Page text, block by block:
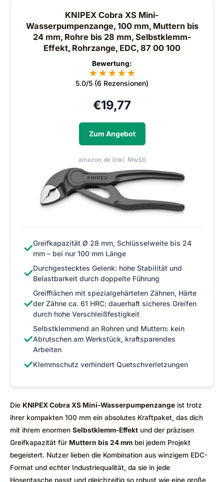
KNIPEX Cobra XS Mini-
Wasserpumpenzange, 100 mm, Muttern bis
24 mm, Rohre bis 28 mm, Selbstklemm-
Effekt, Rohrzange, EDC, 87 00 100
Bewertung:
★★★★★
5.0/5 (6 Rezensionen)
€19,77
Zum Angebot
amazon.de (inkl. MwSt)
✓Greifkapazität Ø 28 mm, Schlüsselweite bis 24
mm – bei nur 100 mm Länge
✓Durchgestecktes Gelenk: hohe Stabilität und
Belastbarkeit durch doppelte Führung
✓
Greifflächen mit spezialgehärteten Zähnen, Härte
der Zähne ca. 61 HRC: dauerhaft sicheres Greifen
durch hohe Verschleißfestigkeit
✓
Selbstklemmend an Rohren und Muttern: kein
Abrutschen am Werkstück, kraftsparendes
Arbeiten
✓Klemmschutz verhindert Quetschverletzungen
Die KNIPEX Cobra XS Mini-Wasserpumpenzange ist trotz
ihrer kompakten 100 mm ein absolutes Kraftpaket, das dich
mit ihrem enormen Selbstklemm-Effekt und der präzisen
Greifkapazität für Muttern bis 24 mm bei jedem Projekt
begeistert. Nutzer lieben die Kombination aus winzigem EDC-
Format und echter Industriequalität, da sie in jede
Hosentasche passt und gleichzeitig so robust wie eine große